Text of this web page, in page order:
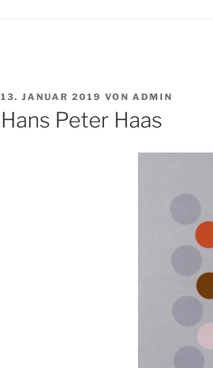
VERÖFFENTLICHT
AM
13. JANUAR 2019 VON ADMIN
Hans Peter Haas